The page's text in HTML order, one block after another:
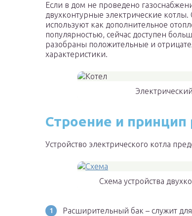
Если в дом не проведено
двухконтурные электрические
используют как дополнительное
популярностью, сейчас доступен
разобраны положительные и
характеристики.
Строение и принцип
Устройство электрического котла
Схема устройства
Расширительный бак – служит